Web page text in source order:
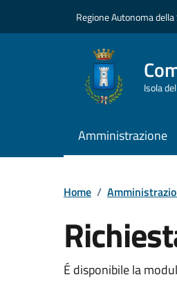
Regione Autonoma
Isola
Amministrazione
Home /
Dettaglio del
É disponibile la